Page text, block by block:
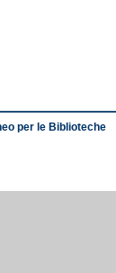
per le Biblioteche